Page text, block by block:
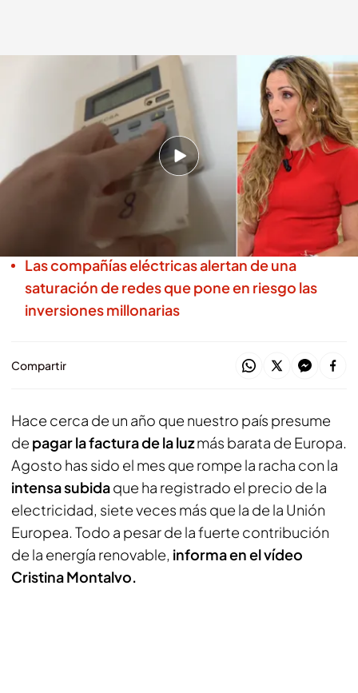
Las causas que provocan la subida en la factura de la luz
IMAGEN: Noticias
Redacción digital Noticias Cuatro
18 SEP 2025 - 20:39h.
La luz ha subido siete veces más que la media
europea en agosto a pesar del empuje de las
Las compañías eléctricas alertan de una
saturación de redes que pone en riesgo las
inversiones millonarias
Compartir
Hace cerca de un año que nuestro país presume
de pagar la factura de la luzmás barata de Europa.
Agosto has sido el mes que rompe la racha con la
intensa subidaque ha registrado el precio de la
electricidad, siete veces más que la de la Unión
Europea. Todo a pesar de la fuerte contribución
de la energía renovable, informa en el vídeo
Cristina Montalvo.